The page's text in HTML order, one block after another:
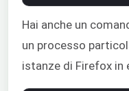
Hai anche un
un processo
istanze di Firefox in